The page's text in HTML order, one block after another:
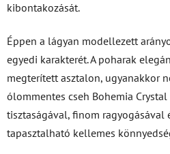
kibontakozását.
Éppen a lágyan modellezett
egyedi karakterét. A poharak
megterített asztalon, ugyanakkor
ólommentes cseh Bohemia
tisztaságával, finom ragyogásával
tapasztalható kellemes